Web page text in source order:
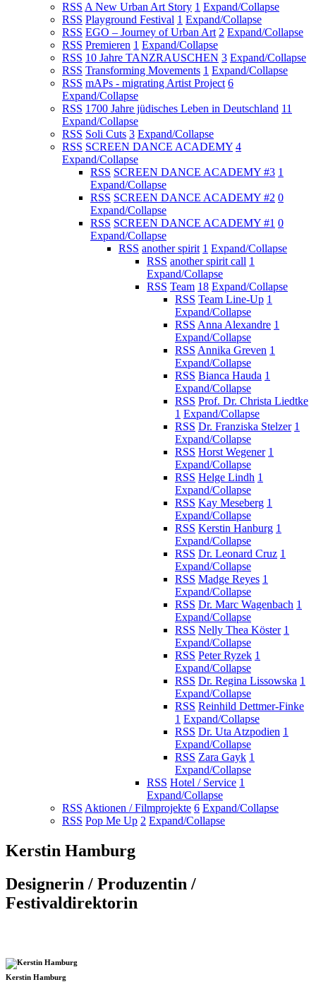
RSS A New Urban Art Story 1 Expand/Collapse
RSS Playground Festival 1 Expand/Collapse
RSS EGO – Journey of Urban Art 2 Expand/Collapse
RSS Premieren 1 Expand/Collapse
RSS 10 Jahre TANZRAUSCHEN 3 Expand/Collapse
RSS Transforming Movements 1 Expand/Collapse
RSS mAPs - migrating Artist Project 6
Expand/Collapse
RSS 1700 Jahre jüdisches Leben in Deutschland 11
Expand/Collapse
RSS Soli Cuts 3 Expand/Collapse
RSS SCREEN DANCE ACADEMY 4
Expand/Collapse
RSS SCREEN DANCE ACADEMY #3 1
Expand/Collapse
RSS SCREEN DANCE ACADEMY #2 0
Expand/Collapse
RSS SCREEN DANCE ACADEMY #1 0
Expand/Collapse
RSS another spirit 1 Expand/Collapse
RSS another spirit call 1
Expand/Collapse
RSS Team 18 Expand/Collapse
RSS Team Line-Up 1
Expand/Collapse
RSS Anna Alexandre 1
Expand/Collapse
RSS Annika Greven 1
Expand/Collapse
RSS Bianca Hauda 1
Expand/Collapse
RSS Prof. Dr. Christa Liedtke
1 Expand/Collapse
RSS Dr. Franziska Stelzer 1
Expand/Collapse
RSS Horst Wegener 1
Expand/Collapse
RSS Helge Lindh 1
Expand/Collapse
RSS Kay Meseberg 1
Expand/Collapse
RSS Kerstin Hanburg 1
Expand/Collapse
RSS Dr. Leonard Cruz 1
Expand/Collapse
RSS Madge Reyes 1
Expand/Collapse
RSS Dr. Marc Wagenbach 1
Expand/Collapse
RSS Nelly Thea Köster 1
Expand/Collapse
RSS Peter Ryzek 1
Expand/Collapse
RSS Dr. Regina Lissowska 1
Expand/Collapse
RSS Reinhild Dettmer-Finke
1 Expand/Collapse
RSS Dr. Uta Atzpodien 1
Expand/Collapse
RSS Zara Gayk 1
Expand/Collapse
RSS Hotel / Service 1
Expand/Collapse
RSS Aktionen / Filmprojekte 6 Expand/Collapse
RSS Pop Me Up 2 Expand/Collapse
Kerstin Hamburg
Designerin / Produzentin /
Festivaldirektorin
Kerstin Hamburg